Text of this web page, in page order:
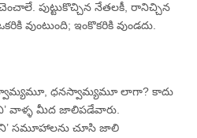
పుట్టుకొచ్చిన నేతలకీ, రానిచ్చిన
వుంటుంది; ఇంకొకరికి వుండదు.
ధనస్వామ్యమూ లాగా? కాదు
వాళ్ళ మీద జాలిపడేవారు.
సమూహాలను చూసి జాలి